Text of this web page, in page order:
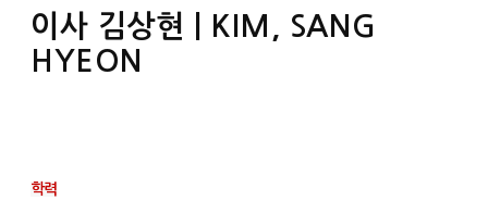
이사 김상현 | KIM, SANG
HYEON
학력